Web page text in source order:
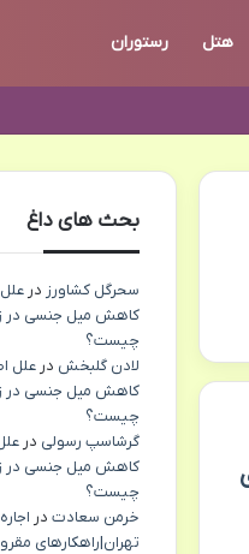
هتل رستوران
بحث های داغ
سحرگل کشاورز در
کاهش میل جنسی در
چیست؟
لادن گلبخش در علل
کاهش میل جنسی در
چیست؟
گرشاسپ رسولی در
کاهش میل جنسی در
چیست؟
خرمن سعادتدر
تهران|راهکارهای